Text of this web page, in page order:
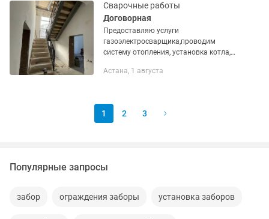
Сварочные работы
Договорная
Предоставляю услуги
газоэлектросварщика,проводим
систему отопления, установка котла,
ограждения,навесы,беседки, лофт
Астана, 1 августа
1 2 3
Популярные запросы
забор ограждения заборы установка заборов